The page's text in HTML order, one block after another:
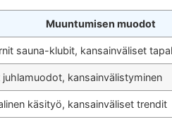
Muuntumisen muodot
sauna-klubit, kansainväliset
juhlamuodot, kansainvälistyminen
käsityö, kansainväliset trendit